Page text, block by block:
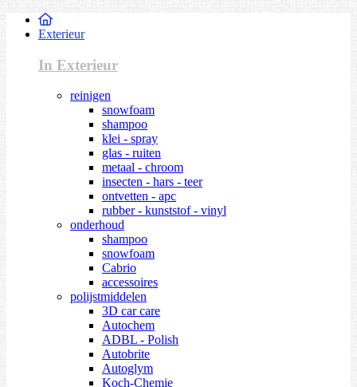
Exterieur
In Exterieur
reinigen
snowfoam
shampoo
klei - spray
glas - ruiten
metaal - chroom
insecten - hars - teer
ontvetten - apc
rubber - kunststof - vinyl
onderhoud
shampoo
snowfoam
Cabrio
accessoires
polijstmiddelen
3D car care
Autochem
ADBL - Polish
Autobrite
Autoglym
Koch-Chemie